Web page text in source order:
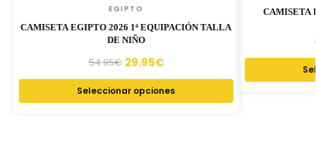
EGIPTO
CAMISETA EGIPTO 2026 1ª EQUIPACIÓN TALLA
DE NIÑO
54.95€ 29.95€
Seleccionar opciones
CAMISETA